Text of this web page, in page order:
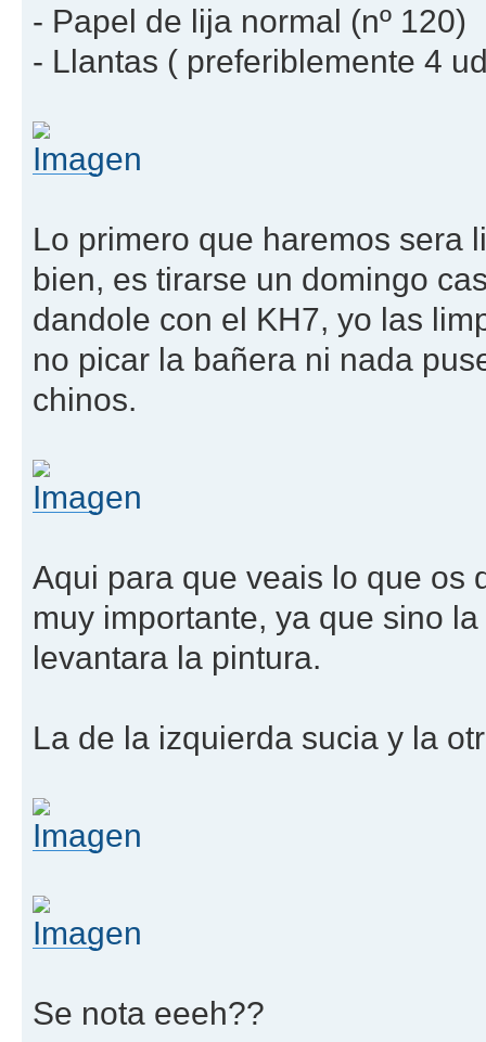
- Papel de lija normal (nº 120)
- Llantas ( preferiblemente 4
Lo primero que haremos sera
bien, es tirarse un domingo
dandole con el KH7, yo las
no picar la bañera ni nada
chinos.
Aqui para que veais lo que os
muy importante, ya que sino
levantara la pintura.
La de la izquierda sucia y la
Se nota eeeh??